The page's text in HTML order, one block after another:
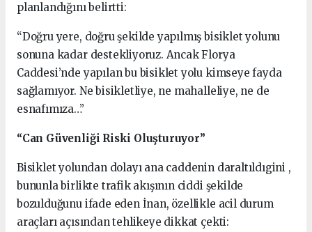
planlandığını belirtti:
“Doğru yere, doğru şekilde yapılmış bisiklet yolunu
sonuna kadar destekliyoruz. Ancak Florya
Caddesi’nde yapılan bu bisiklet yolu kimseye fayda
sağlamıyor. Ne bisikletliye, ne mahalleliye, ne de
esnafımıza…”
“Can Güvenliği Riski Oluşturuyor”
Bisiklet yolundan dolayı ana caddenin daraltıldıgini ,
bununla birlikte trafik akışının ciddi şekilde
bozulduğunu ifade eden İnan, özellikle acil durum
araçları açısından tehlikeye dikkat çekti: